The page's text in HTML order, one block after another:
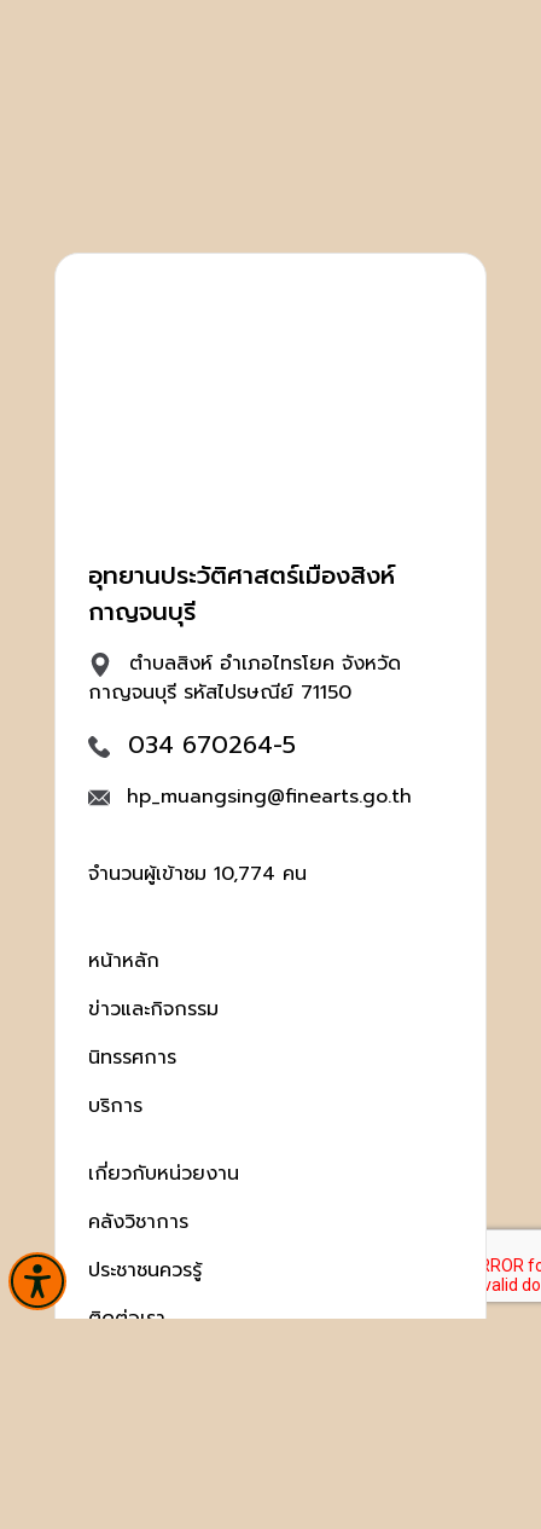
อุทยานประวัติศาสตร์เมืองสิงห์
กาญจนบุรี
ตำบลสิงห์ อำเภอไทรโยค จังหวัด
กาญจนบุรี รหัสไปรษณีย์ 71150
034 670264-5
hp_muangsing@finearts.go.th
จำนวนผู้เข้าชม 10,774 คน
หน้าหลัก
ข่าวและกิจกรรม
นิทรรศการ
บริการ
เกี่ยวกับหน่วยงาน
คลังวิชาการ
ประชาชนควรรู้
ติดต่อเรา